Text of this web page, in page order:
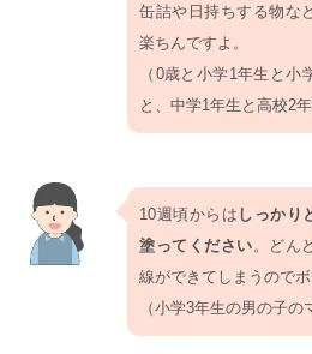
缶詰や日持ちする物な
楽ちんですよ。
（0歳と小学1年生と
と、中学1年生と高校2
10週頃からは しっかり
塗ってください 。どん
線ができてしまうので
（小学3年生の男の子の